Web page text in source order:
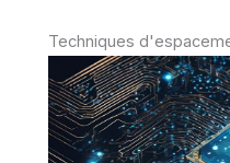
Techniques